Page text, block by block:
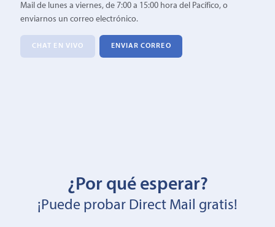
Mail de lunes a viernes, de 7:00 a 15:00 hora del Pacífico, o
enviarnos un correo electrónico.
CHAT EN VIVO ENVIAR CORREO
¿Por qué esperar?
¡Puede probar Direct Mail gratis!